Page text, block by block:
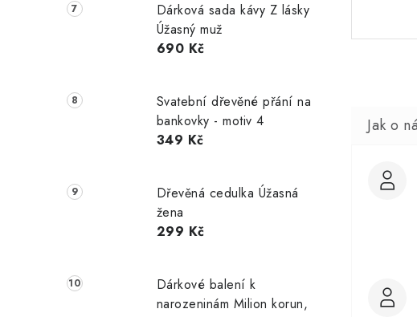
Dárková sada kávy Z lásky
Úžasný muž
690 Kč
Svatební dřevěné přání na
bankovky - motiv 4
349 Kč
Dřevěná cedulka Úžasná
žena
299 Kč
Dárkové balení k
narozeninám Milion korun,